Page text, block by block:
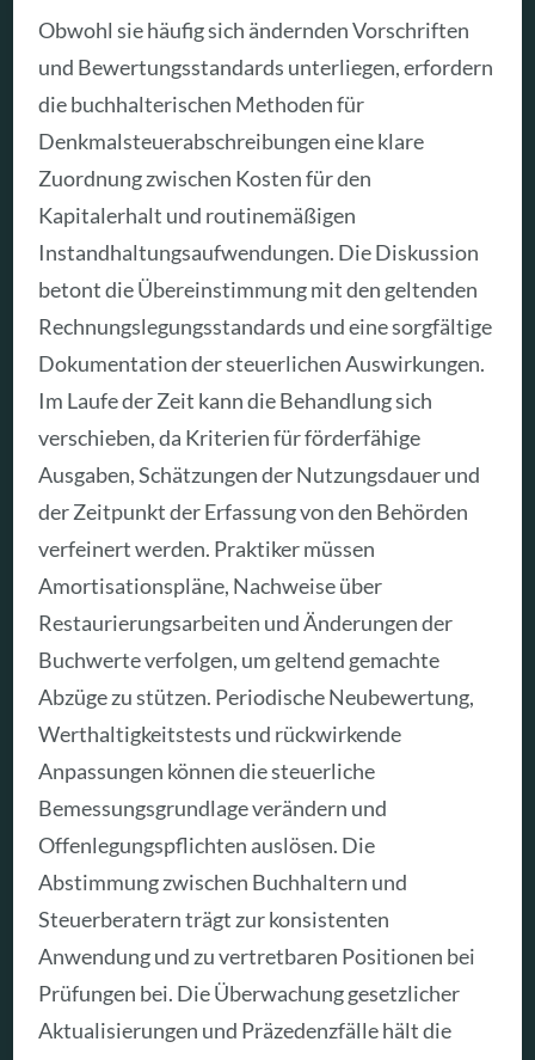
Obwohl sie häufig sich ändernden Vorschriften
und Bewertungsstandards unterliegen, erfordern
die buchhalterischen Methoden für
Denkmalsteuerabschreibungen eine klare
Zuordnung zwischen Kosten für den
Kapitalerhalt und routinemäßigen
Instandhaltungsaufwendungen. Die Diskussion
betont die Übereinstimmung mit den geltenden
Rechnungslegungsstandards und eine sorgfältige
Dokumentation der steuerlichen Auswirkungen.
Im Laufe der Zeit kann die Behandlung sich
verschieben, da Kriterien für förderfähige
Ausgaben, Schätzungen der Nutzungsdauer und
der Zeitpunkt der Erfassung von den Behörden
verfeinert werden. Praktiker müssen
Amortisationspläne, Nachweise über
Restaurierungsarbeiten und Änderungen der
Buchwerte verfolgen, um geltend gemachte
Abzüge zu stützen. Periodische Neubewertung,
Werthaltigkeitstests und rückwirkende
Anpassungen können die steuerliche
Bemessungsgrundlage verändern und
Offenlegungspflichten auslösen. Die
Abstimmung zwischen Buchhaltern und
Steuerberatern trägt zur konsistenten
Anwendung und zu vertretbaren Positionen bei
Prüfungen bei. Die Überwachung gesetzlicher
Aktualisierungen und Präzedenzfälle hält die